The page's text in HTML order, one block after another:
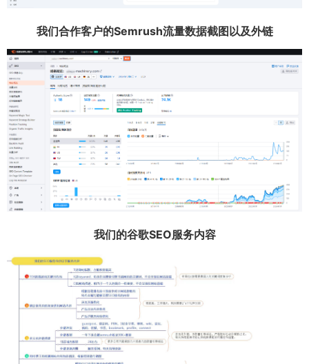
我们合作客户的Semrush流量数据截图以及外链
我们的谷歌SEO服务内容